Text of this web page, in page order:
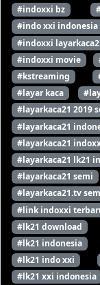
#indoxxi bz
#indo xxi indonesia
#indoxxi
#indoxxi movie
#kstreaming
#layar kaca
#layarkaca21 2019
#layarkaca21
#layarkaca21
#layarkaca21 lk21
#layarkaca21 semi
#layarkaca21.tv
#link indoxxi
#lk21 download
#lk21 indonesia
#lk21 indo xxi
#lk21 xxi indonesia